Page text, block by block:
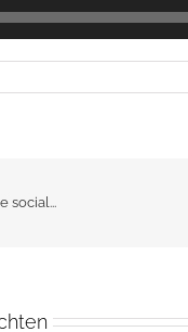
social...